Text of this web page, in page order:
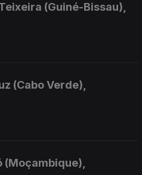
(Guiné-Bissau),
(Cabo Verde),
(Moçambique),